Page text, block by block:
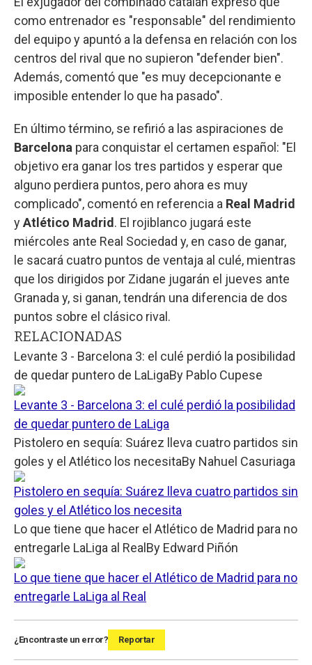
como entrenador es "responsable" del rendimiento
del equipo y apuntó a la defensa en relación con los
centros del rival que no supieron "defender bien".
Además, comentó que "es muy decepcionante e
imposible entender lo que ha pasado".
En último término, se refirió a las aspiraciones de
Barcelona para conquistar el certamen español: "El
objetivo era ganar los tres partidos y esperar que
alguno perdiera puntos, pero ahora es muy
complicado", comentó en referencia a Real Madrid
yAtlético Madrid . El rojiblanco jugará este
miércoles ante Real Sociedad y, en caso de ganar,
le sacará cuatro puntos de ventaja al culé, mientras
que los dirigidos por Zidane jugarán el jueves ante
Granada y, si ganan, tendrán una diferencia de dos
puntos sobre el clásico rival.
RELACIONADAS
Levante 3 - Barcelona 3: el culé perdió la posibilidad
de quedar puntero de LaLigaBy Pablo Cupese
Levante 3 - Barcelona 3: el culé perdió la posibilidad
de quedar puntero de LaLiga
Pistolero en sequía: Suárez lleva cuatro partidos sin
goles y el Atlético los necesitaBy Nahuel Casuriaga
Pistolero en sequía: Suárez lleva cuatro partidos sin
goles y el Atlético los necesita
Lo que tiene que hacer el Atlético de Madrid para no
entregarle LaLiga al Real By Edward Piñón
Lo que tiene que hacer el Atlético de Madrid para no
entregarle LaLiga al Real
¿Encontraste un error? Reportar